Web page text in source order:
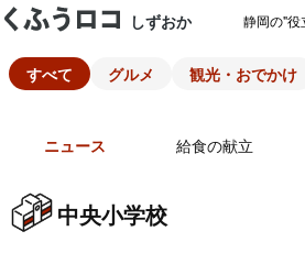
しずおか 静岡の"役
すべて グルメ 観光・おでかけ
ニュース 給食の献立
中央小学校